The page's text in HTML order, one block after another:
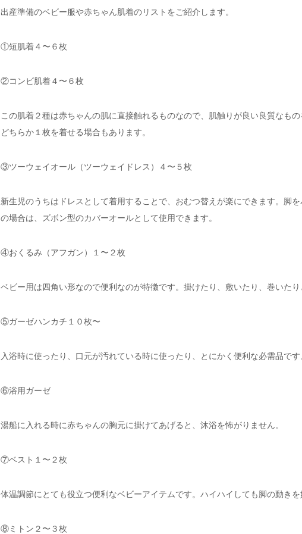
出産準備のベビー服や赤ちゃん肌着のリストをご紹介します。
①短肌着４〜６枚
②コンビ肌着４〜６枚
この肌着２種は赤ちゃんの肌に直接触れるものなので、肌触りが良い良質なも
どちらか１枚を着せる場合もあります。
③ツーウェイオール（ツーウェイドレス）４〜５枚
新生児のうちはドレスとして着用することで、おむつ替えが楽にできます。脚
の場合は、ズボン型のカバーオールとして使用できます。
④おくるみ（アフガン）１〜２枚
ベビー用は四角い形なので便利なのが特徴です。掛けたり、敷いたり、巻いたり
⑤ガーゼハンカチ１０枚〜
入浴時に使ったり、口元が汚れている時に使ったり、とにかく便利な必需品です
⑥浴用ガーゼ
湯船に入れる時に赤ちゃんの胸元に掛けてあげると、沐浴を怖がりません。
⑦ベスト１〜２枚
体温調節にとても役立つ便利なベビーアイテムです。ハイハイしても脚の動き
⑧ミトン２〜３枚